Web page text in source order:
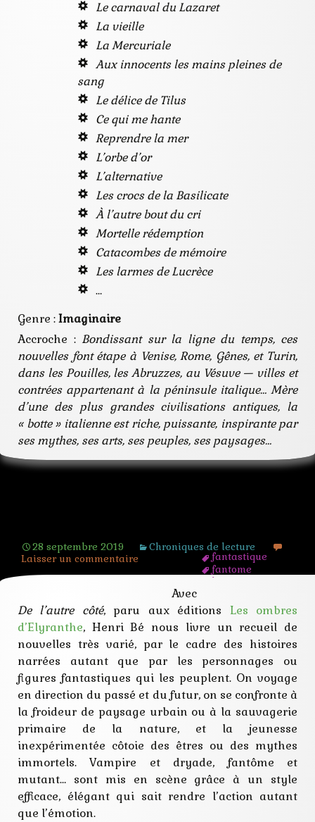
Le carnaval du Lazaret
La vieille
La Mercuriale
Aux innocents les mains pleines de
sang
Le délice de Tilus
Ce qui me hante
Reprendre la mer
L’orbe d’or
L’alternative
Les crocs de la Basilicate
À l’autre bout du cri
Mortelle rédemption
Catacombes de mémoire
Les larmes de Lucrèce
…
Genre :Imaginaire
Accroche :Bondissant sur la ligne du temps, ces
nouvelles font étape à Venise, Rome, Gênes, et Turin,
dans les Pouilles, les Abruzzes, au Vésuve — villes et
contrées appartenant à la péninsule italique… Mère
d’une des plus grandes civilisations antiques, la
« botte » italienne est riche, puissante, inspirante par
ses mythes, ses arts, ses peuples, ses paysages…
28 septembre 2019 Chroniques de lecture
fantastique
fantome
hantise
mutant
nouvelles
poe
recueil
Laisser un commentaire
Avec
De l’autre côté, paru aux éditions Les ombres
d’Elyranthe, Henri Bé nous livre un recueil de
nouvelles très varié, par le cadre des histoires
narrées autant que par les personnages ou
figures fantastiques qui les peuplent. On voyage
en direction du passé et du futur, on se confronte à
la froideur de paysage urbain ou à la sauvagerie
primaire de la nature, et la jeunesse
inexpérimentée côtoie des êtres ou des mythes
immortels. Vampire et dryade, fantôme et
mutant… sont mis en scène grâce à un style
efficace, élégant qui sait rendre l’action autant
que l’émotion.